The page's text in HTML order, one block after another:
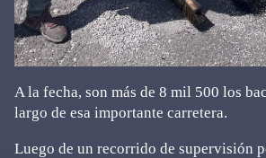
A la fecha, son más de 8 mil 500 los
largo de esa importante carretera.
Luego de un recorrido de supervisión